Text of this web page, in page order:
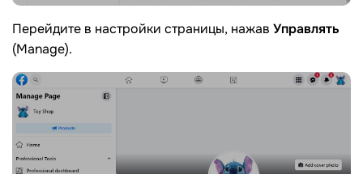
Перейдите в настройки страницы, нажав Управлять
(Manage).